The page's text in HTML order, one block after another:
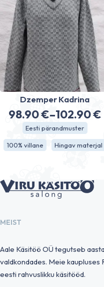
Dzemper Kadrina
98.90€–102.90€
98.90 €
kuni
Eesti pärandmuster
100% villane Hingav materjal
MEIST
Aale Käsitöö OÜ tegutseb
valdkondades. Meie
eesti rahvuslikku käsitööd.